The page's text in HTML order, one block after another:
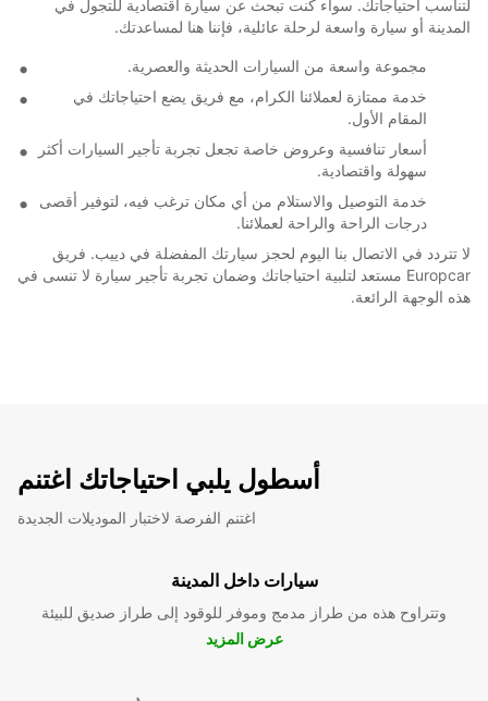
لتناسب احتياجاتك. سواء كنت تبحث عن سيارة اقتصادية للتجول في
المدينة أو سيارة واسعة لرحلة عائلية، فإننا هنا لمساعدتك.
مجموعة واسعة من السيارات الحديثة والعصرية.
خدمة ممتازة لعملائنا الكرام، مع فريق يضع احتياجاتك في
المقام الأول.
أسعار تنافسية وعروض خاصة تجعل تجربة تأجير السيارات أكثر
سهولة واقتصادية.
خدمة التوصيل والاستلام من أي مكان ترغب فيه، لتوفير أقصى
درجات الراحة والراحة لعملائنا.
لا تتردد في الاتصال بنا اليوم لحجز سيارتك المفضلة في دييب. فريق
Europcar مستعد لتلبية احتياجاتك وضمان تجربة تأجير سيارة لا تنسى في
هذه الوجهة الرائعة.
أسطول يلبي احتياجاتك اغتنم
اغتنم الفرصة لاختبار الموديلات الجديدة
سيارات داخل المدينة
وتتراوح هذه من طراز مدمج وموفر للوقود إلى طراز صديق للبيئة
عرض المزيد